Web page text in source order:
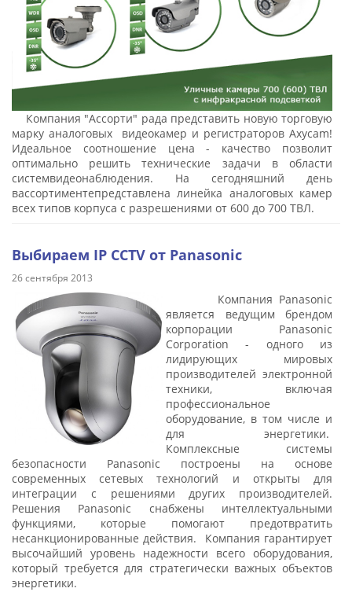
Компания "Ассорти" рада представить новую торговую
марку аналоговых видеокамер и регистраторов Axycam!
Идеальное соотношение цена - качество позволит
оптимально решить технические задачи в области
системвидеонаблюдения. На сегодняшний день
вассортиментепредставлена линейка аналоговых камер
всех типов корпуса с разрешениями от 600 до 700 ТВЛ.
Выбираем IP ССTV от Panasonic
26 сентября 2013
Компания Panasonic
является ведущим брендом
корпорации Panasonic
Corporation - одного из
лидирующих мировых
производителей электронной
техники, включая
профессиональное
оборудование, в том числе и
для энергетики.
Комплексные системы
безопасности Panasonic построены на основе
современных сетевых технологий и открыты для
интеграции с решениями других производителей.
Решения Panasonic снабжены интеллектуальными
функциями, которые помогают предотвратить
несанкционированные действия. Компания гарантирует
высочайший уровень надежности всего оборудования,
который требуется для стратегически важных объектов
энергетики.